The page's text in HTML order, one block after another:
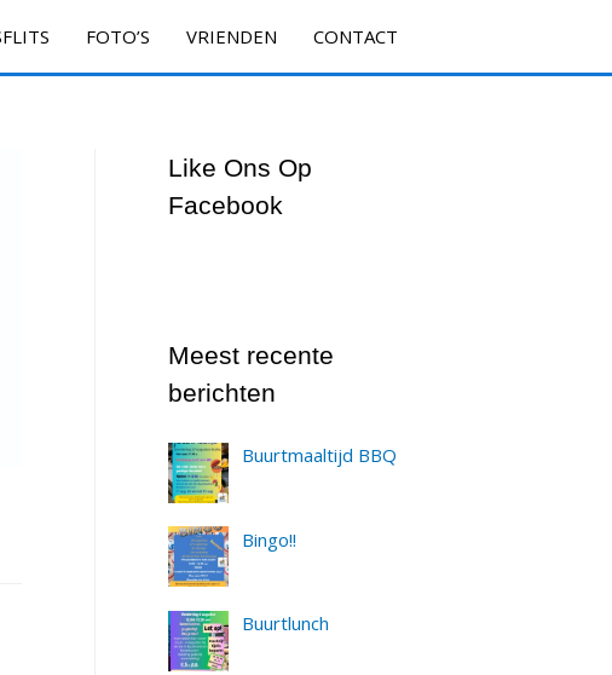
FOTO’S VRIENDEN CONTACT
Like Ons Op
Facebook
Meest recente
berichten
Buurtmaaltijd BBQ
Bingo!!
Buurtlunch